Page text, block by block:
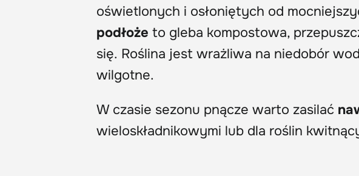
oświetlonych i osłoniętych od
podłoże to gleba kompostowa,
się. Roślina jest wrażliwa na niedobór
wilgotne.
W czasie sezonu pnącze warto zasilać
wieloskładnikowymi lub dla roślin